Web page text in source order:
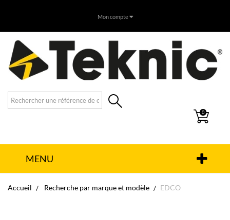
Mon compte
0
MENU
Accueil Recherche par marque et modèle EDCO